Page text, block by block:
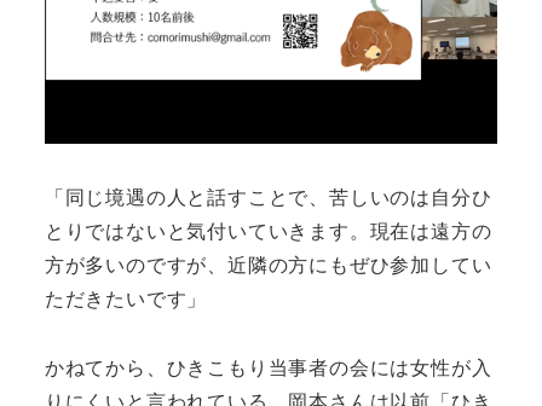
「同じ境遇の人と話すことで、苦しいのは自分ひ
とりではないと気付いていきます。現在は遠方の
方が多いのですが、近隣の方にもぜひ参加してい
ただきたいです」
かねてから、ひきこもり当事者の会には女性が入
りにくいと言われている。岡本さんは以前「ひき